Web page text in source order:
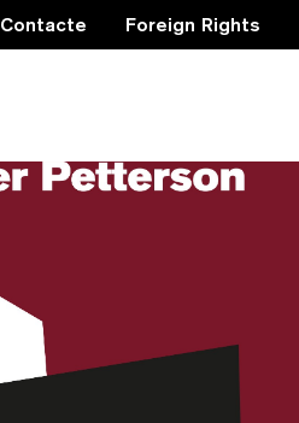
Contacte Foreign Rights